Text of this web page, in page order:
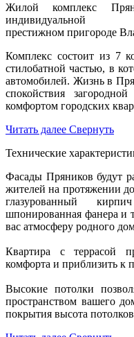
Жилой комплекс
престижном пригороде
Комплекс состоит из 7
стилобатной частью, в
автомобилей. Жизнь в
спокойствия
комфортом городских
Читать далее Свернуть
Технические
Фасады Пряников будут
жителей на протяжении
глазурованный
шпонированная фанера и
вас атмосферу родного
Квартира с террасой
комфорта и приблизить к
Высокие потолки
пространством вашего
покрытия высота